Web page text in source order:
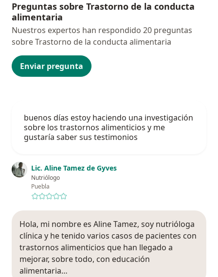
Preguntas sobre Trastorno de la conducta
alimentaria
Enviar pregunta
Nuestros expertos han respondido 20 preguntas
sobre Trastorno de la conducta alimentaria
buenos días estoy haciendo una investigación
sobre los trastornos alimenticios y me
gustaría saber sus testimonios
Lic. Aline Tamez de Gyves
Nutriólogo
Puebla
Hola, mi nombre es Aline Tamez, soy nutrióloga
clínica y he tenido varios casos de pacientes con
trastornos alimenticios que han llegado a
mejorar, sobre todo, con educación
alimentaria…